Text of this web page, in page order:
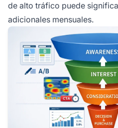
de alto tráfico puede
adicionales mensuales.